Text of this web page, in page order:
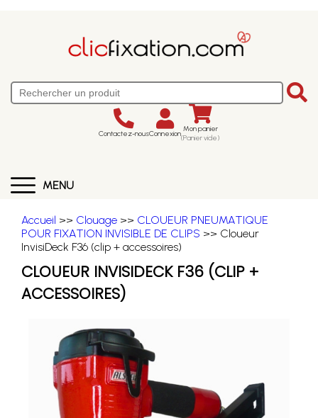
Contactez-nousConnexion Mon panier
(Panier vide)
MENU
Accueil >> Clouage >> CLOUEUR PNEUMATIQUE
POUR FIXATION INVISIBLE DE CLIPS >> Cloueur
InvisiDeck F36 (clip + accessoires)
CLOUEUR INVISIDECK F36 (CLIP +
ACCESSOIRES)